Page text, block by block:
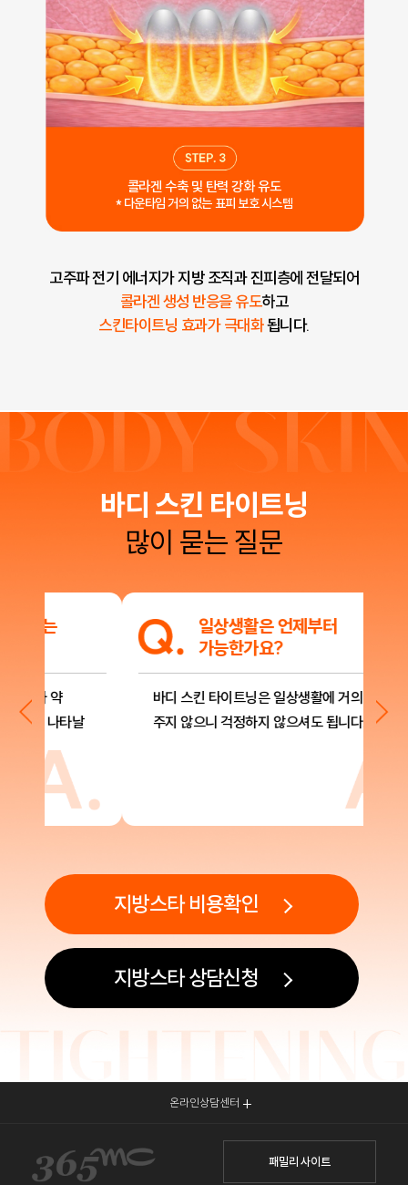
콜라겐 수축 및 탄력 강화 유도
* 다운타임 거의 없는 표피 보호 시스템
고주파 전기 에너지가 지방 조직과 진피층에 전달되어
콜라겐 생성 반응을 유도하고
스킨타이트닝 효과가 극대화됩니다.
바디 스킨 타이트닝
많이 묻는 질문
일상생활은 언제부터
가능한가요?
바디 스킨 타이트닝은 일상생활에 거의 지장을
주지 않으니 걱정하지 않으셔도 됩니다.
지방스타 비용확인
지방스타 상담신청
온라인상담센터
패밀리 사이트